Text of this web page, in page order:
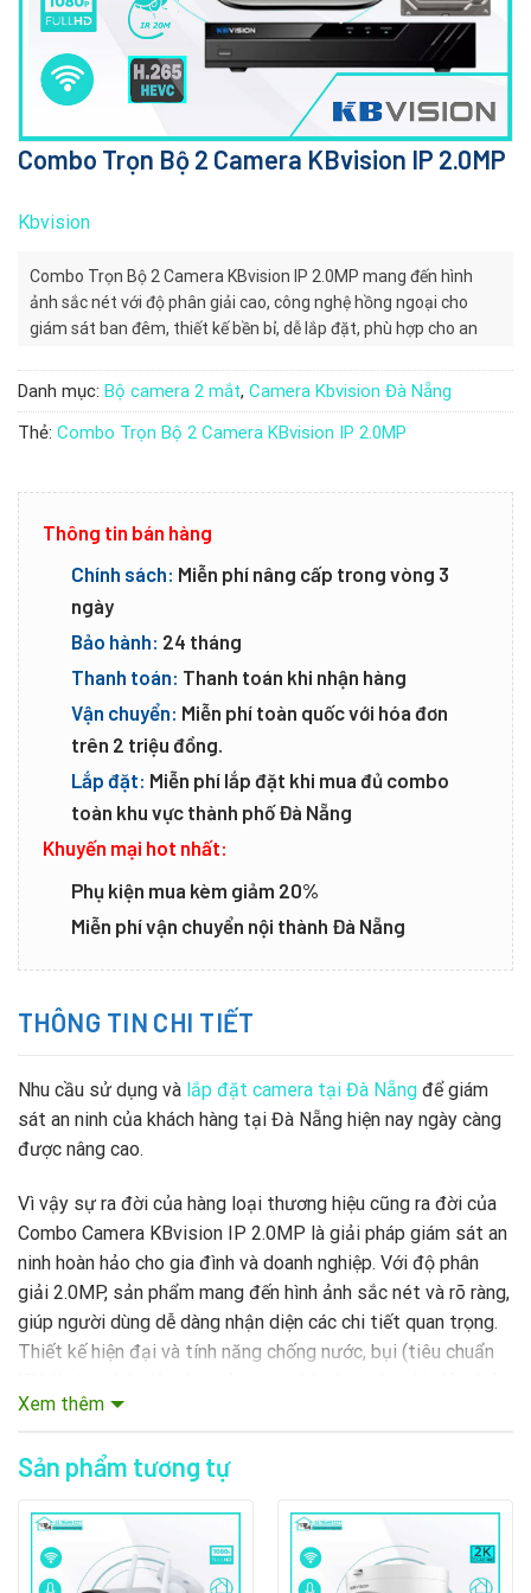
Combo Trọn Bộ 2 Camera KBvision IP 2.0MP
Kbvision
Combo Trọn Bộ 2 Camera KBvision IP 2.0MP mang đến hình
ảnh sắc nét với độ phân giải cao, công nghệ hồng ngoại cho
giám sát ban đêm, thiết kế bền bỉ, dễ lắp đặt, phù hợp cho an
Danh mục: Bộ camera 2 mắt, Camera Kbvision Đà Nẵng
Thẻ: Combo Trọn Bộ 2 Camera KBvision IP 2.0MP
Thông tin bán hàng
Chính sách: Miễn phí nâng cấp trong vòng 3
ngày
Bảo hành: 24 tháng
Thanh toán: Thanh toán khi nhận hàng
Vận chuyển: Miễn phí toàn quốc với hóa đơn
trên 2 triệu đồng.
Lắp đặt: Miễn phí lắp đặt khi mua đủ combo
toàn khu vực thành phố Đà Nẵng
Khuyến mại hot nhất:
Phụ kiện mua kèm giảm 20%
Miễn phí vận chuyển nội thành Đà Nẵng
THÔNG TIN CHI TIẾT
Nhu cầu sử dụng và lắp đặt camera tại Đà Nẵng để giám
sát an ninh của khách hàng tại Đà Nẵng hiện nay ngày càng
được nâng cao.
Vì vậy sự ra đời của hàng loại thương hiệu cũng ra đời của
Combo Camera KBvision IP 2.0MP là giải pháp giám sát an
ninh hoàn hảo cho gia đình và doanh nghiệp. Với độ phân
giải 2.0MP, sản phẩm mang đến hình ảnh sắc nét và rõ ràng,
giúp người dùng dễ dàng nhận diện các chi tiết quan trọng.
Thiết kế hiện đại và tính năng chống nước, bụi (tiêu chuẩn
hoạt động ổn định trong mọi điều kiện thời tiết.
Bên cạnh đó, camera còn được trang bị công nghệ hồng
Tính năng phát hiện chuyển động thông minh giúp người
dùng nhận thông báo kịp thời về các hoạt động bất thường.
Với khả năng giám sát từ xa qua ứng dụng di động, người
Xem thêm
Sản phẩm tương tự